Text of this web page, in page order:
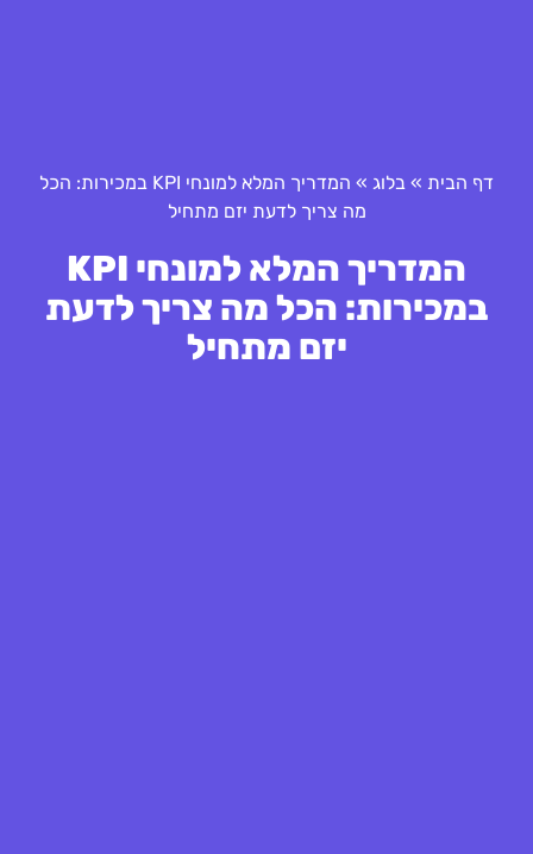
דף הבית » בלוג »
המדריך המלא למונחי KPI במכירות: הכל
מה צריך לדעת יזם מתחיל
המדריך המלא למונחי KPI
במכירות: הכל מה צריך לדעת
יזם מתחיל